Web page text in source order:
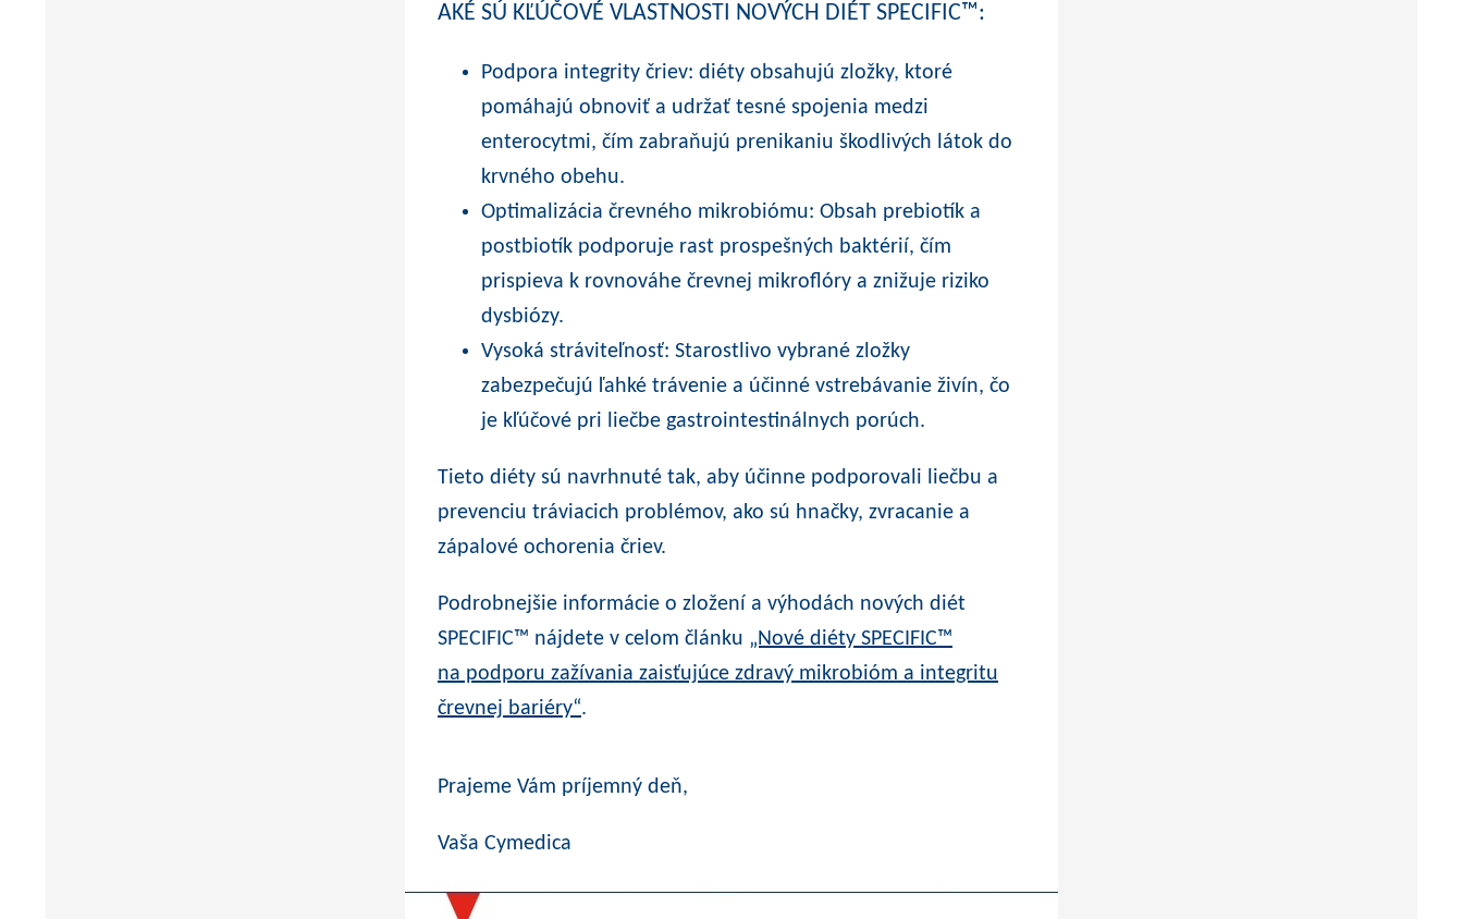
AKÉ SÚ KĽÚČOVÉ VLASTNOSTI NOVÝCH DIÉT SPECIFIC™:
Podpora integrity čriev: diéty obsahujú zložky, ktoré
pomáhajú obnoviť a udržať tesné spojenia medzi
enterocytmi, čím zabraňujú prenikaniu škodlivých látok do
krvného obehu.
Optimalizácia črevného mikrobiómu: Obsah prebiotík a
postbiotík podporuje rast prospešných baktérií, čím
prispieva k rovnováhe črevnej mikroflóry a znižuje riziko
dysbiózy.
Vysoká stráviteľnosť: Starostlivo vybrané zložky
zabezpečujú ľahké trávenie a účinné vstrebávanie živín, čo
je kľúčové pri liečbe gastrointestinálnych porúch.
Tieto diéty sú navrhnuté tak, aby účinne podporovali liečbu a
prevenciu tráviacich problémov, ako sú hnačky, zvracanie a
zápalové ochorenia čriev.
Podrobnejšie informácie o zložení a výhodách nových diét
SPECIFIC™ nájdete v celom článku „Nové diéty SPECIFIC™
na podporu zažívania zaisťujúce zdravý mikrobióm a integritu
črevnej bariéry“.
Prajeme Vám príjemný deň,
Vaša Cymedica